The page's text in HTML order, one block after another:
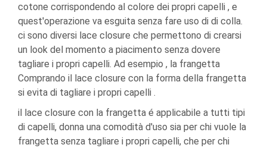
cotone corrispondendo al colore dei propri capelli , e
quest'operazione va esguita senza fare uso di di colla.
ci sono diversi lace closure che permettono di crearsi
un look del momento a piacimento senza dovere
tagliare i propri capelli. Ad esempio , la frangetta
Comprando il lace closure con la forma della frangetta
si evita di tagliare i propri capelli .
il lace closure con la frangetta é applicabile a tutti tipi
di capelli, donna una comodità d'uso sia per chi vuole la
frangetta senza tagliare i propri capelli, che per chi